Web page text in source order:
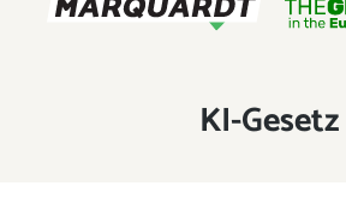
Schlagwort:
KI-Gesetz